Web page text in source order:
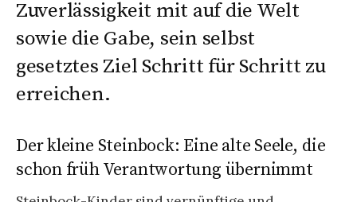
Zuverlässigkeit mit auf die Welt
sowie die Gabe, sein selbst
gesetztes Ziel Schritt für Schritt zu
erreichen.
Der kleine Steinbock: Eine alte Seele, die
schon früh Verantwortung übernimmt